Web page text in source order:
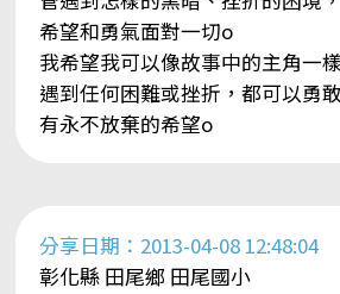
希望和勇氣面對一切o
我希望我可以像故事中的主角一
遇到任何困難或挫折，都可以勇
有永不放棄的希望o
分享日期：2013-04-08 12:48:04
彰化縣 田尾鄉 田尾國小